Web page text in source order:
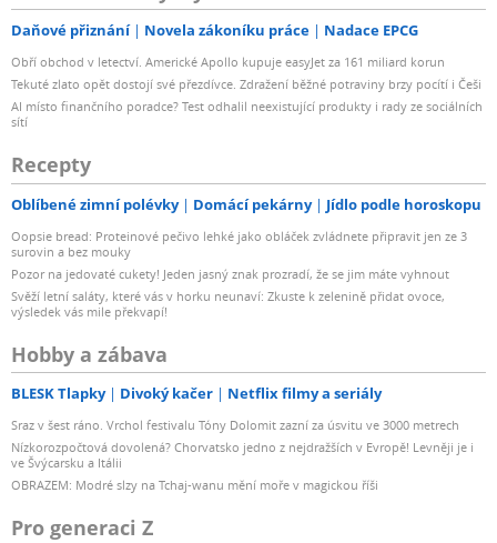
Daňové přiznání Novela zákoníku práce Nadace EPCG
Obří obchod v letectví. Americké Apollo kupuje easyJet za 161 miliard korun
Tekuté zlato opět dostojí své přezdívce. Zdražení běžné potraviny brzy pocítí i Češi
AI místo finančního poradce? Test odhalil neexistující produkty i rady ze sociálních
sítí
Recepty
Oblíbené zimní polévky Domácí pekárny Jídlo podle horoskopu
Oopsie bread: Proteinové pečivo lehké jako obláček zvládnete připravit jen ze 3
surovin a bez mouky
Pozor na jedovaté cukety! Jeden jasný znak prozradí, že se jim máte vyhnout
Svěží letní saláty, které vás v horku neunaví: Zkuste k zelenině přidat ovoce,
výsledek vás mile překvapí!
Hobby a zábava
BLESK Tlapky Divoký kačer Netflix filmy a seriály
Sraz v šest ráno. Vrchol festivalu Tóny Dolomit zazní za úsvitu ve 3000 metrech
Nízkorozpočtová dovolená? Chorvatsko jedno z nejdražších v Evropě! Levněji je i
ve Švýcarsku a Itálii
OBRAZEM: Modré slzy na Tchaj-wanu mění moře v magickou říši
Pro generaci Z